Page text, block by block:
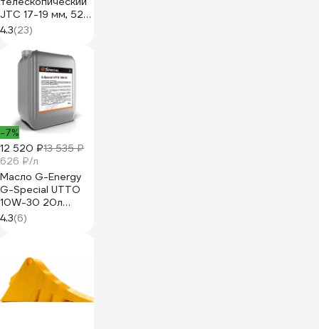
JTC 17-19 мм, 5213
699928
4.3(23)
-7%
12 520 ₽13 535 ₽
626 ₽/л
Масло G-Energy
G-Special UTTO
10W-30 20л
253390123
4.3(6)